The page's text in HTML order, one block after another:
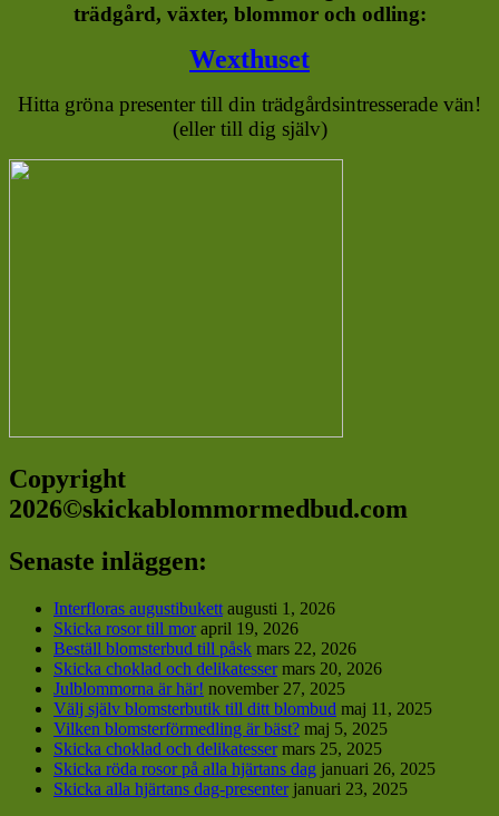
trädgård, växter, blommor och odling:
Wexthuset
Hitta gröna presenter till din trädgårdsintresserade vän!
(eller till dig själv)
Copyright
2026©skickablommormedbud.com
Senaste inläggen:
Interfloras augustibukett augusti 1, 2026
Skicka rosor till mor april 19, 2026
Beställ blomsterbud till påsk mars 22, 2026
Skicka choklad och delikatesser mars 20, 2026
Julblommorna är här! november 27, 2025
Välj själv blomsterbutik till ditt blombud maj 11, 2025
Vilken blomsterförmedling är bäst? maj 5, 2025
Skicka choklad och delikatesser mars 25, 2025
Skicka röda rosor på alla hjärtans dag januari 26, 2025
Skicka alla hjärtans dag-presenter januari 23, 2025